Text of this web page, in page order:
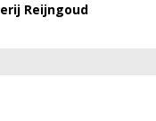
Reijngoud